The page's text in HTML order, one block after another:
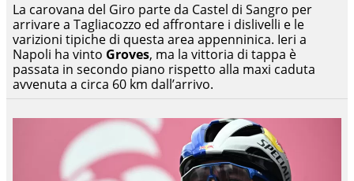
La carovana del Giro parte da Castel di Sangro per
arrivare a Tagliacozzo ed affrontare i dislivelli e le
varizioni tipiche di questa area appenninica. Ieri a
Napoli ha vinto Groves, ma la vittoria di tappa è
passata in secondo piano rispetto alla maxi caduta
avvenuta a circa 60 km dall’arrivo.